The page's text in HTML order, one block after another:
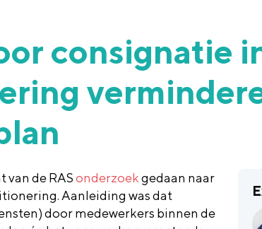
consignatie
van de RASonderzoekgedaan naar
Aanleiding was dat
door medewerkers binnen de